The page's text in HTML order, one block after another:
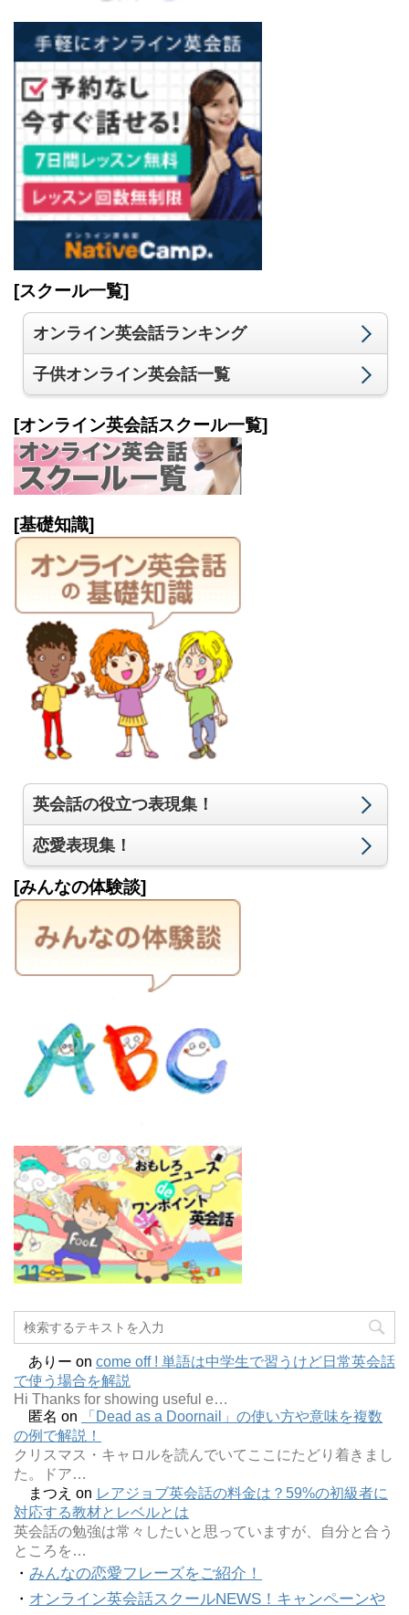
[スクール一覧]
オンライン英会話ランキング
子供オンライン英会話一覧
[オンライン英会話スクール一覧]
[基礎知識]
英会話の役立つ表現集！
恋愛表現集！
[みんなの体験談]
ありー on come off ! 単語は中学生で習うけど日常英会話
で使う場合を解説
Hi Thanks for showing useful e…
匿名 on
「Dead as a Doornail」の使い方や意味を複数
の例で解説！
クリスマス・キャロルを読んでいてここにたどり着きまし
た。ドア…
まつえ on レアジョブ英会話の料金は？59%の初級者に
対応する教材とレベルとは
英会話の勉強は常々したいと思っていますが、自分と合う
ところを…
・ みんなの恋愛フレーズをご紹介！
・ オンライン英会話スクールNEWS！キャンペーンや